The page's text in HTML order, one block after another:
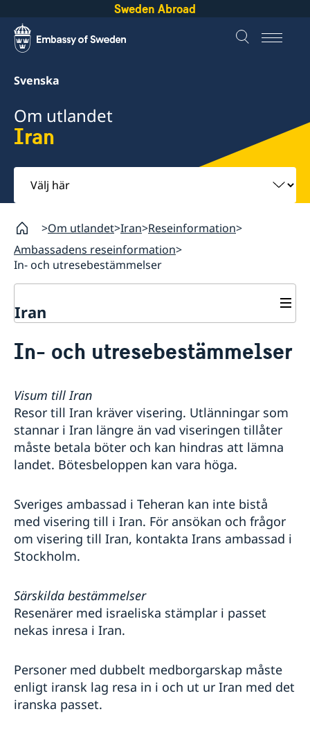
Sweden Abroad
Svenska
Om utlandet
Iran
Välj
här
Om utlandet Iran Reseinformation
Ambassadens reseinformation
In- och utresebestämmelser
Iran
Hjälp till svenskar i Iran
Pass
Samordningsnummer
Legaliseringar
Avgifter
Ambassadens reseinformation
Aktuella händelser
Allmänna säkerhetsläget
In- och utresebestämmelser
Lagar och sedvänjor
Trafiksäkerhet
Naturkatastrofer
Kriminalitet och personlig säkerhet
Sociala oroligheter
Väpnad konflikt
Om dubbelt medborgarskap
Handel med Iran
In- och utresebestämmelser
Visum till Iran
Resor till Iran kräver visering. Utlänningar som
stannar i Iran längre än vad viseringen tillåter
måste betala böter och kan hindras att lämna
landet. Bötesbeloppen kan vara höga.
Sveriges ambassad i Teheran kan inte bistå
med visering till i Iran. För ansökan och frågor
om visering till Iran, kontakta Irans ambassad i
Stockholm.
Särskilda bestämmelser
Resenärer med israeliska stämplar i passet
nekas inresa i Iran.
Personer med dubbelt medborgarskap måste
enligt iransk lag resa in i och ut ur Iran med det
iranska passet.